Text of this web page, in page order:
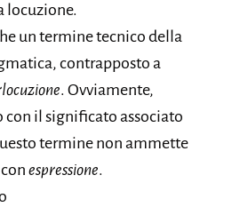
locuzione.
un termine tecnico della
contrapposto a
. Ovviamente,
con il significato associato
termine non ammette
espressione.